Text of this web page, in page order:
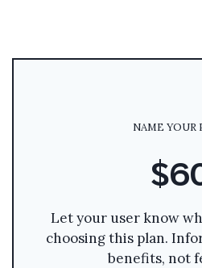
NAME YOUR
Let your user know
choosing this plan.
benefits, not